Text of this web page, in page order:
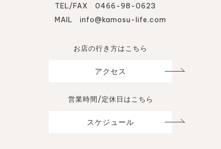
TEL/FAX 0466-98-0623
MAIL info@kamosu-life.com
お店の行き方はこちら
アクセス
営業時間/定休日はこちら
スケジュール